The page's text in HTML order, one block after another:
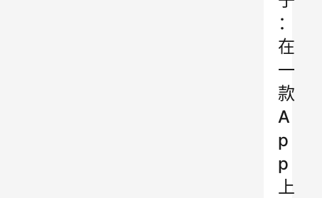
：
在
一
款
A
p
p
上